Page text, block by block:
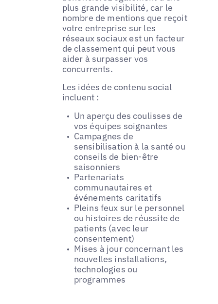
plus grande visibilité, car le
nombre de mentions que reçoit
votre entreprise sur les
réseaux sociaux est un facteur
de classement qui peut vous
aider à surpasser vos
concurrents.
Les idées de contenu social
incluent :
Un aperçu des coulisses de
vos équipes soignantes
Campagnes de
sensibilisation à la santé ou
conseils de bien-être
saisonniers
Partenariats
communautaires et
événements caritatifs
Pleins feux sur le personnel
ou histoires de réussite de
patients (avec leur
consentement)
Mises à jour concernant les
nouvelles installations,
technologies ou
programmes